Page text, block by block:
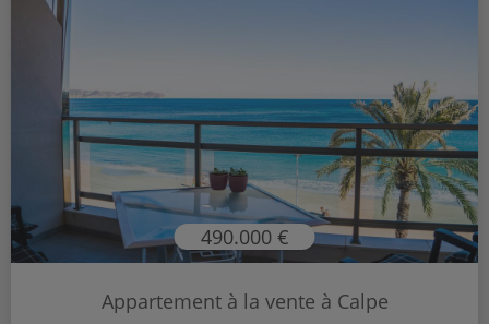
490.000 €
Appartement à la vente à Calpe